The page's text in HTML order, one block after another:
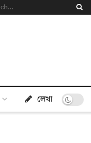
লেখা